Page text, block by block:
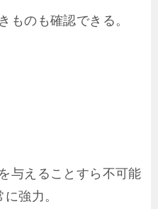
ものも確認できる。
与えることすら不可能
強力。